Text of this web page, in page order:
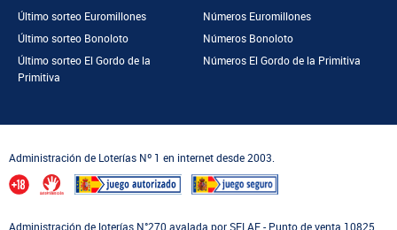
Último sorteo Euromillones
Último sorteo Bonoloto
Último sorteo El Gordo de la
Primitiva
Números Euromillones
Números Bonoloto
Números El Gordo de la Primitiva
Administración de Loterías Nº 1 en internet desde 2003.
Administración de loterías N°270 avalada por SELAE - Punto de venta 10825